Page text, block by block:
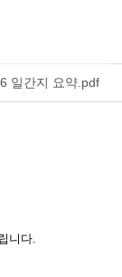
일간지 요약.pdf
니다.